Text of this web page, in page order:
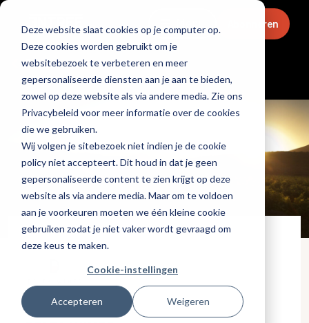
Deze website slaat cookies op je computer op.
Deze cookies worden gebruikt om je
websitebezoek te verbeteren en meer
gepersonaliseerde diensten aan je aan te bieden,
zowel op deze website als via andere media. Zie ons
Privacybeleid voor meer informatie over de cookies
die we gebruiken.
Wij volgen je sitebezoek niet indien je de cookie
policy niet accepteert. Dit houd in dat je geen
gepersonaliseerde content te zien krijgt op deze
website als via andere media. Maar om te voldoen
aan je voorkeuren moeten we één kleine cookie
gebruiken zodat je niet vaker wordt gevraagd om
deze keus te maken.
Cookie-instellingen
Accepteren Weigeren
Menu Abonneren
Partners